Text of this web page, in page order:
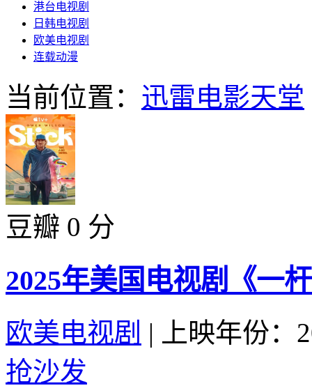
港台电视剧
日韩电视剧
欧美电视剧
连载动漫
当前位置： 迅雷电影天堂
豆瓣 0 分
2025年美国电视剧《一
欧美电视剧 |
上映年份：
抢沙发